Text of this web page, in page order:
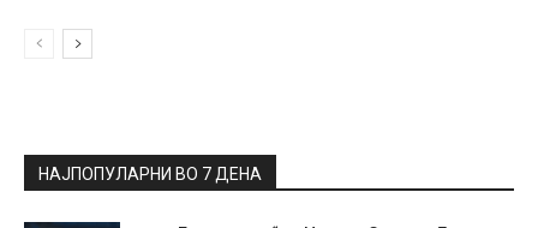
НАЈПОПУЛАРНИ ВО 7 ДЕНА